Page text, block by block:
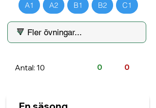
A1 A2 B1 B2 C1
Antal: 10 0 0